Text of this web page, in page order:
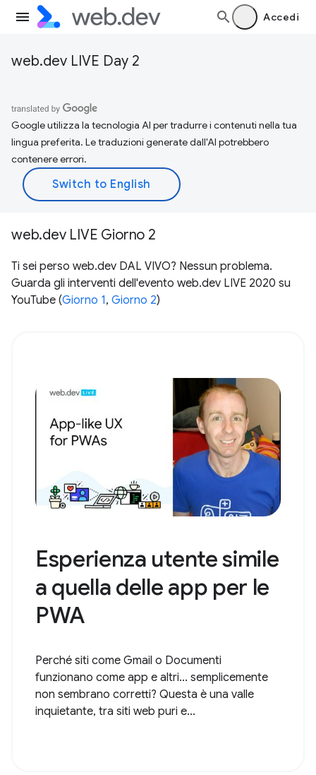
Accedi
web.dev LIVE Day 2
Google utilizza la tecnologia AI per tradurre i contenuti nella tua
lingua preferita. Le traduzioni generate dall'AI potrebbero
contenere errori.
web.dev LIVE Giorno 2
Ti sei perso web.dev DAL VIVO? Nessun problema.
Guarda gli interventi dell'evento web.dev LIVE 2020 su
YouTube (Giorno 1, Giorno 2)
Esperienza utente simile
a quella delle app per le
PWA
Perché siti come Gmail o Documenti
funzionano come app e altri... semplicemente
non sembrano corretti? Questa è una valle
inquietante, tra siti web puri e...